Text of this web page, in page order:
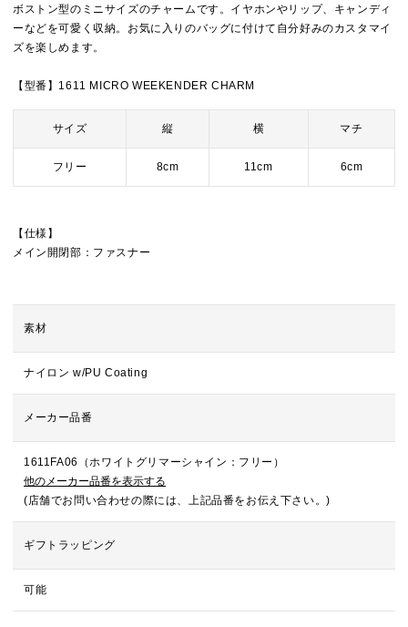
ボストン型のミニサイズのチャームです。イヤホンやリップ、キャンディ
ーなどを可愛く収納。お気に入りのバッグに付けて自分好みのカスタマイ
ズを楽しめます。
【型番】1611 MICRO WEEKENDER CHARM
サイズ 縦 横 マチ
フリー 8cm 11cm 6cm
【仕様】
メイン開閉部：ファスナー
素材
ナイロン w/PU Coating
メーカー品番
1611FA06（ホワイトグリマーシャイン：フリー）
他のメーカー品番を表示する
(店舗でお問い合わせの際には、上記品番をお伝え下さい。)
ギフトラッピング
可能